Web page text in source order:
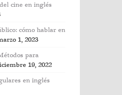
cine en inglés
cómo hablar en
1, 2023
para
19, 2022
en inglés